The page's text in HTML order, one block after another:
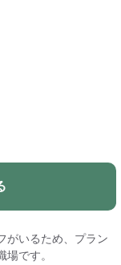
がいるため、プラン
です。